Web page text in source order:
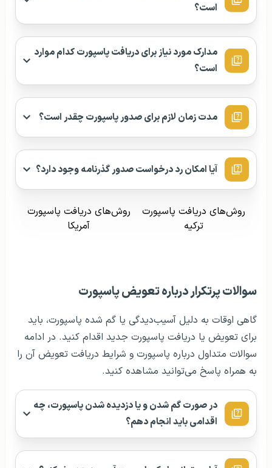
است؟
مدارک مورد نیاز برای دریافت پاسپورت کدام موارد
است؟
مدت زمان لازم برای صدور پاسپورت چقدر است؟
آیا امکان رد درخواست صدور گذرنامه وجود دارد؟
روش‌های دریافت پاسپورت
ترکیه
روش‌های دریافت پاسپورت
آمریکا
سوالات پرتکرار درباره تعویض پاسپورت
گاهی اوقات به دلیل آسیب‌دیدگی یا گم شده پاسپورت، باید
برای تعویض یا دریافت پاسپورت جدید اقدام کنید. در ادامه
سوالات متداول درباره پاسپورت و شرایط دریافت تعویض آن را
به همراه پاسخ می‌توانید مشاهده کنید.
در صورت گم شدن و یا دزدیده شدن پاسپورت، چه
اقدامی باید انجام دهم؟